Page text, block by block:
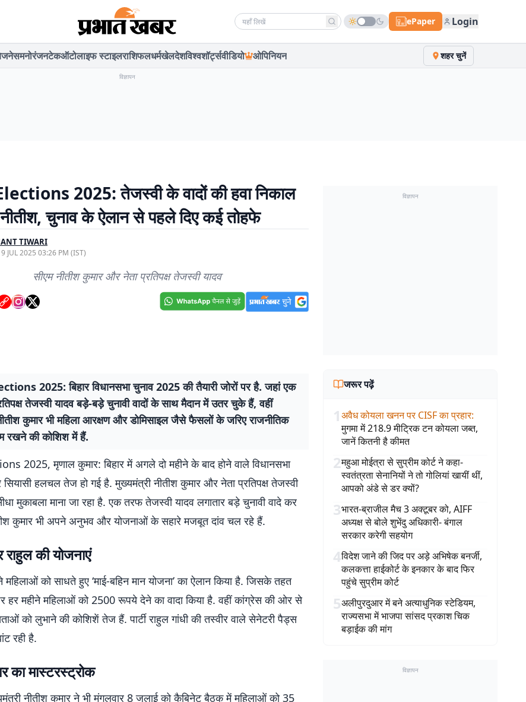
Search news ePaper Login
मनोरंजनटेकऑटोलाइफ स्टाइलराशिफलधर्मखेलदेशविश्वशॉर्ट्सवीडियो ओपिनियन शहर चुनें
विज्ञापन
2025: तेजस्वी के वादों की हवा निकाल
चुनाव के ऐलान से पहले दिए कई तोहफे
TIWARI
JUL 2025 03:26 PM (IST)
सीएम नीतीश कुमार और नेता प्रतिपक्ष तेजस्वी यादव
2025: बिहार विधानसभा चुनाव 2025 की तैयारी जोरों पर है. जहां एक
तेजस्वी यादव बड़े-बड़े चुनावी वादों के साथ मैदान में उतर चुके हैं, वहीं
कुमार भी महिला आरक्षण और डोमिसाइल जैसे फैसलों के जरिए राजनीतिक
रखने की कोशिश में हैं.
2025, मृणाल कुमार: बिहार में अगले दो महीने के बाद होने वाले विधानसभा
हलचल तेज हो गई है. मुख्यमंत्री नीतीश कुमार और नेता प्रतिपक्ष तेजस्वी
मुकाबला माना जा रहा है. एक तरफ तेजस्वी यादव लगातार बड़े चुनावी वादे कर
कुमार भी अपने अनुभव और योजनाओं के सहारे मजबूत दांव चल रहे हैं.
की योजनाएं
महिलाओं को साधते हुए ‘माई-बहिन मान योजना’ का ऐलान किया है. जिसके तहत
हर महीने महिलाओं को 2500 रूपये देने का वादा किया है. वहीं कांग्रेस की ओर से
को लुभाने की कोशिशें तेज हैं. पार्टी राहुल गांधी की तस्वीर वाले सेनेटरी पैड्स
रही है.
का मास्टरस्ट्रोक
नीतीश कुमार ने भी मंगलवार 8 जुलाई को कैबिनेट बैठक में महिलाओं को 35
विज्ञापन
जरूर पढ़ें
1अवैध कोयला खनन पर CISF का प्रहार:
मुगमा में 218.9 मीट्रिक टन कोयला जब्त,
जानें कितनी है कीमत
2महुआ मोईत्रा से सुप्रीम कोर्ट ने कहा-
स्वतंत्रता सेनानियों ने तो गोलियां खायीं थीं,
आपको अंडे से डर क्यों?
3भारत-ब्राजील मैच 3 अक्टूबर को, AIFF
अध्यक्ष से बोले शुभेंदु अधिकारी- बंगाल
सरकार करेगी सहयोग
4विदेश जाने की जिद पर अड़े अभिषेक बनर्जी,
कलकत्ता हाईकोर्ट के इनकार के बाद फिर
पहुंचे सुप्रीम कोर्ट
5अलीपुरदुआर में बने अत्याधुनिक स्टेडियम,
राज्यसभा में भाजपा सांसद प्रकाश चिक
बड़ाईक की मांग
विज्ञापन